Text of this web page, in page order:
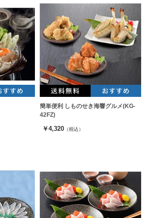
簡単便利 しものせき海響グルメ(KG-
42FZ)
￥4,320 （税込）